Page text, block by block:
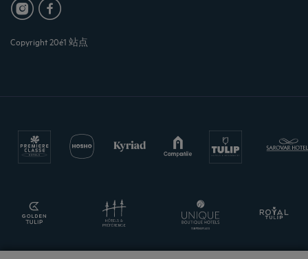
Copyright 20é1 站点